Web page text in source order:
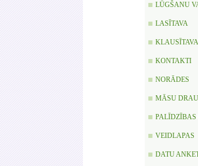
LŪGŠANU
LASĪTAVA
KLAUSĪTAVA
KONTAKTI
NORĀDES
MĀSU
VEIDLAPAS
DATU